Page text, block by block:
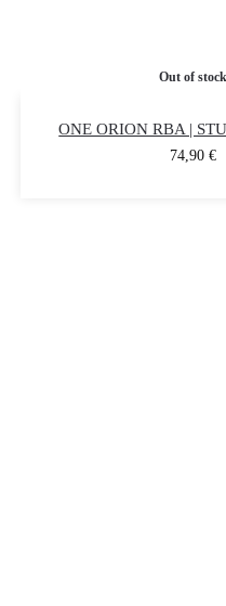
Out of stock
ONE ORION RBA |
74,90€